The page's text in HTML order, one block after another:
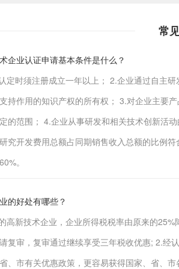
常
企业认证申请基本条件是什么？
定时须注册成立一年以上； 2.企业通过自主
持作用的知识产权的所有权； 3.对企业主要
的范围； 4.企业从事研发和相关技术创新活
究开发费用总额占同期销售收入总额的比例
。
的好处有哪些？
高新技术企业，企业所得税税率由原来的
复审，复审通过继续享受三年税收优惠; 2.经
、市有关优惠政策，更容易获得国家、省、